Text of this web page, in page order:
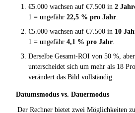
€5.000 wachsen auf €7.500 in 2
1 = ungefähr 22,5 % pro Jahr
€5.000 wachsen auf €7.500 in 10
1 = ungefähr 4,1 % pro Jahr
Derselbe Gesamt-ROI von 50 %,
unterscheidet sich um mehr als 18
verändert das Bild vollständig.
Datumsmodus vs. Dauermodus
Der Rechner bietet zwei Möglichkeiten